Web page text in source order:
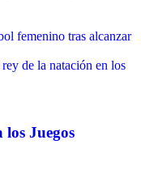
femenino tras alcanzar
de la natación en los
Juegos